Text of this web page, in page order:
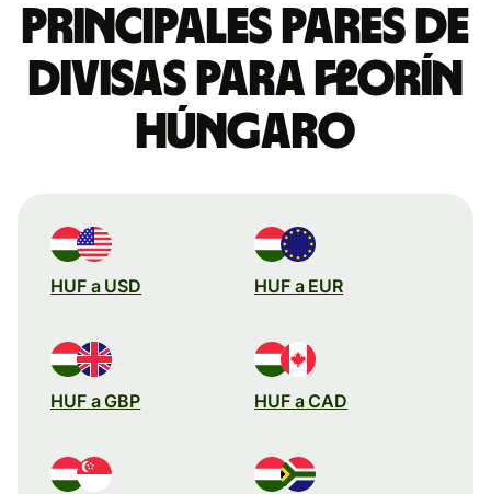
Principales pares de
divisas para florín
húngaro
HUF a USD HUF a EUR
HUF a GBP HUF a CAD